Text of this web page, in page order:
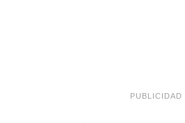
PUBLICIDAD